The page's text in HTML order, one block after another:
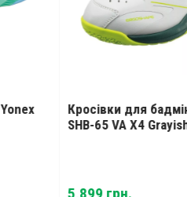
Кросівки для бадмінтону Yonex
SHB-65 VA X4 Grayish Beige